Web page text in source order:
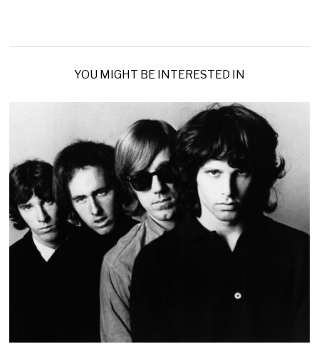
YOU MIGHT BE INTERESTED IN